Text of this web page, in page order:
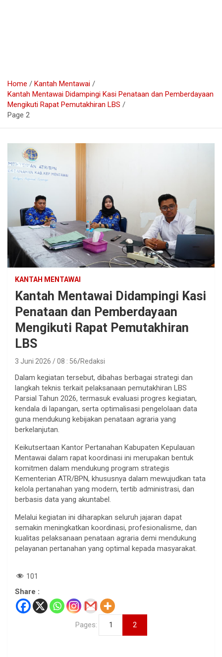
Home
Kantah Mentawai
Kantah Mentawai Didampingi Kasi Penataan dan Pemberdayaan
Mengikuti Rapat Pemutakhiran LBS
Page 2
KANTAH MENTAWAI
Kantah Mentawai Didampingi Kasi
Penataan dan Pemberdayaan
Mengikuti Rapat Pemutakhiran
LBS
3 Juni 2026 / 08 : 56 Redaksi
Dalam kegiatan tersebut, dibahas berbagai strategi dan
langkah teknis terkait pelaksanaan pemutakhiran LBS
Parsial Tahun 2026, termasuk evaluasi progres kegiatan,
kendala di lapangan, serta optimalisasi pengelolaan data
guna mendukung kebijakan penataan agraria yang
berkelanjutan.
Keikutsertaan Kantor Pertanahan Kabupaten Kepulauan
Mentawai dalam rapat koordinasi ini merupakan bentuk
komitmen dalam mendukung program strategis
Kementerian ATR/BPN, khususnya dalam mewujudkan tata
kelola pertanahan yang modern, tertib administrasi, dan
berbasis data yang akuntabel.
Melalui kegiatan ini diharapkan seluruh jajaran dapat
semakin meningkatkan koordinasi, profesionalisme, dan
kualitas pelaksanaan penataan agraria demi mendukung
pelayanan pertanahan yang optimal kepada masyarakat.
101
Share :
Pages: 1 2